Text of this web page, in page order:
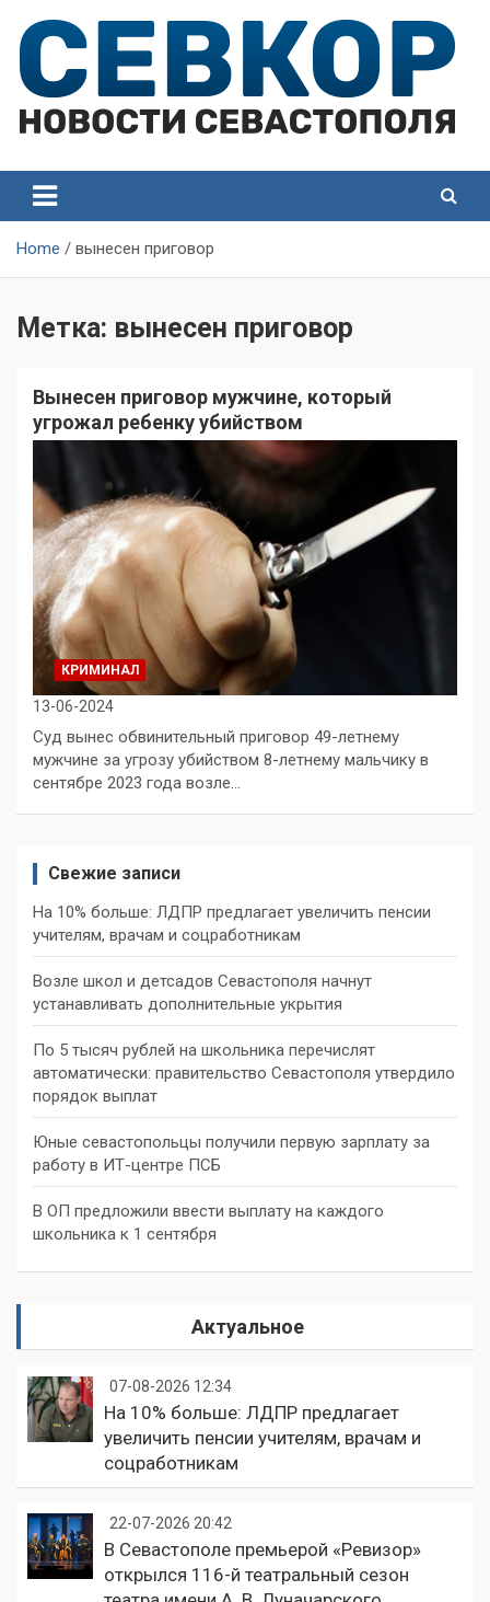
content
Севастополя
Севастополя
Home вынесен приговор
Метка: вынесен приговор
Вынесен приговор мужчине, который
угрожал ребенку убийством
КРИМИНАЛ
13-06-2024
Суд вынес обвинительный приговор 49-летнему
мужчине за угрозу убийством 8-летнему мальчику в
сентябре 2023 года возле…
Свежие записи
На 10% больше: ЛДПР предлагает увеличить пенсии
учителям, врачам и соцработникам
Возле школ и детсадов Севастополя начнут
устанавливать дополнительные укрытия
По 5 тысяч рублей на школьника перечислят
автоматически: правительство Севастополя утвердило
порядок выплат
Юные севастопольцы получили первую зарплату за
работу в ИТ-центре ПСБ
В ОП предложили ввести выплату на каждого
школьника к 1 сентября
Актуальное
07-08-2026 12:34
На 10% больше: ЛДПР предлагает
увеличить пенсии учителям, врачам и
соцработникам
22-07-2026 20:42
В Севастополе премьерой «Ревизор»
открылся 116-й театральный сезон